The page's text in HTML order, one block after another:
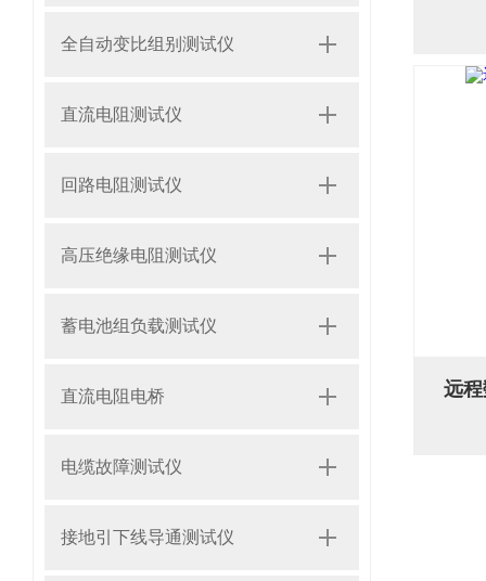
全自动变比组别测试仪
直流电阻测试仪
回路电阻测试仪
高压绝缘电阻测试仪
蓄电池组负载测试仪
直流电阻电桥
电缆故障测试仪
接地引下线导通测试仪
远